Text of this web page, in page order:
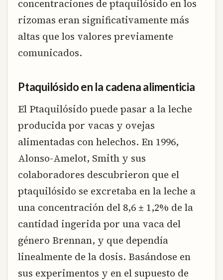
concentraciones de ptaquilósido en los
rizomas eran significativamente más
altas que los valores previamente
comunicados.
Ptaquilósido en la cadena alimenticia
El Ptaquilósido puede pasar a la leche
producida por vacas y ovejas
alimentadas con helechos. En 1996,
Alonso-Amelot, Smith y sus
colaboradores descubrieron que el
ptaquilósido se excretaba en la leche a
una concentración del 8,6 ± 1,2% de la
cantidad ingerida por una vaca del
género Brennan, y que dependía
linealmente de la dosis. Basándose en
sus experimentos y en el supuesto de